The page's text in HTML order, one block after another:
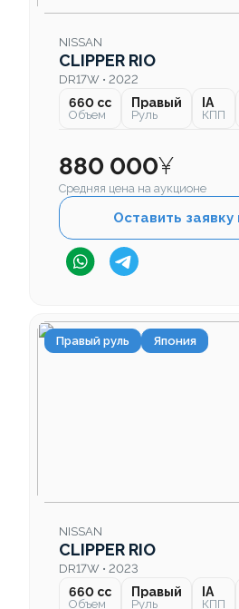
NISSAN
CLIPPER RIO
DR17W • 2022
660 cc
Объем
Правый
Руль
IA
КПП
880 000¥
Средняя цена на аукционе
Оставить заявку
Правый руль Япония
NISSAN
CLIPPER RIO
DR17W • 2023
660 cc
Объем
Правый
Руль
IA
КПП